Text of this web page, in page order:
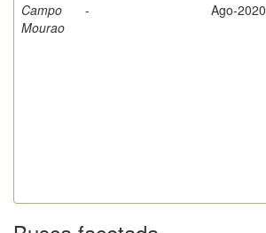
Campo
Mourao
- Ago-2020